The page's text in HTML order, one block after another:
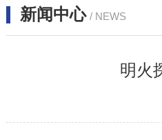
新闻中心 / NEWS
明火